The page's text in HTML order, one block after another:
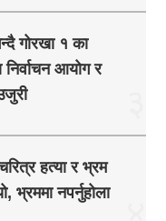
गोरखा १ का
निर्वाचन आयोग र
हत्या र भ्रम
भ्रममा नपर्नुहोला